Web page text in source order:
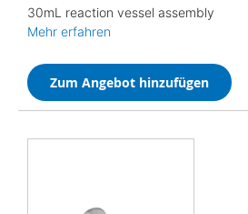
30mL reaction vessel assembly
Mehr erfahren
Zum Angebot hinzufügen